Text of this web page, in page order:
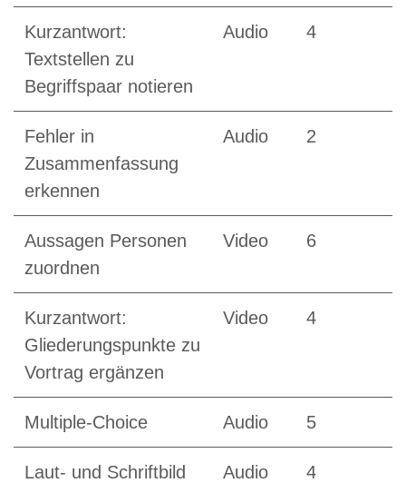
Kurzantwort:
Textstellen zu
Begriffspaar notieren
Audio 4
Fehler in
Zusammenfassung
erkennen
Audio 2
Aussagen Personen
zuordnen
Video 6
Kurzantwort:
Gliederungspunkte zu
Vortrag ergänzen
Video 4
Multiple-Choice Audio 5
Laut- und Schriftbild
Audio 4